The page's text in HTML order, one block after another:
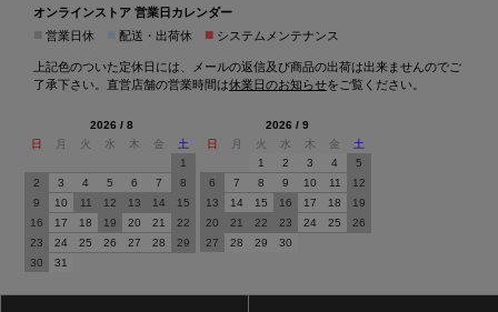
オンラインストア 営業日カレンダー
営業日休 配送・出荷休 ■ システムメンテナンス
上記色のついた定休日には、メールの返信及び商品の出荷は出来ませんのでご
了承下さい。直営店舗の営業時間は休業日のお知らせをご覧ください。
2026 / 8
日
月 火 水 木 金
土
1
2
3 4 5 6 7
8
9
10 11 12 13 14
15
16
17 18 19 20 21
22
23
24 25 26 27 28
29
30
31
2026 / 9
日
月 火 水 木 金
土
1
2 3 4
5
6
7 8 9 10 11
12
13
14 15 16 17 18
19
20
21 22 23 24 25
26
27
28 29 30